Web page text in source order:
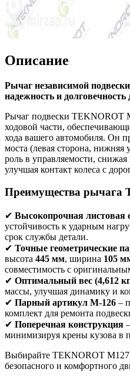
Описание
Рычаг независимой
надежность и
Рычаг подвески TEKNOROT
ходовой части,
хода вашего автомобиля. Он
моста (левая сторона, нижняя
роль в управляемости, снижая
улучшая контакт колеса с
Преимущества рычага
✔ Высокопрочная листовая
устойчивость к ударным
срок службы детали.
✔ Точные геометрические
высота 445 мм, ширина 105
совместимость с
✔ Оптимальный вес (4,612
массы, улучшая динамику и
✔ Парный артикул M-126 –
комплект для ремонта
✔ Поперечная конструкция
минимизируя крены кузова в
Выбирайте TEKNOROT M127
безопасного и комфортного